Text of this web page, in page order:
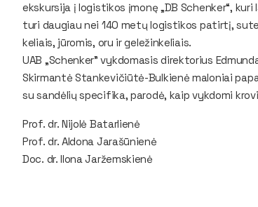
ekskursija į logistikos įmonę „DB Schenker“,
turi daugiau nei 140 metų logistikos patirtį,
keliais, jūromis, oru ir geležinkeliais.
UAB „Schenker” vykdomasis direktorius
Skirmantė Stankevičiūtė-Bulkienė maloniai
su sandėlių specifika, parodė, kaip vykdomi
Prof. dr. Nijolė Batarlienė
Prof. dr. Aldona Jarašūnienė
Doc. dr. Ilona Jaržemskienė